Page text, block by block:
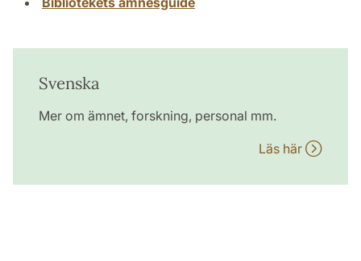
Svenska
Mer om ämnet, forskning, personal mm.
Läs här